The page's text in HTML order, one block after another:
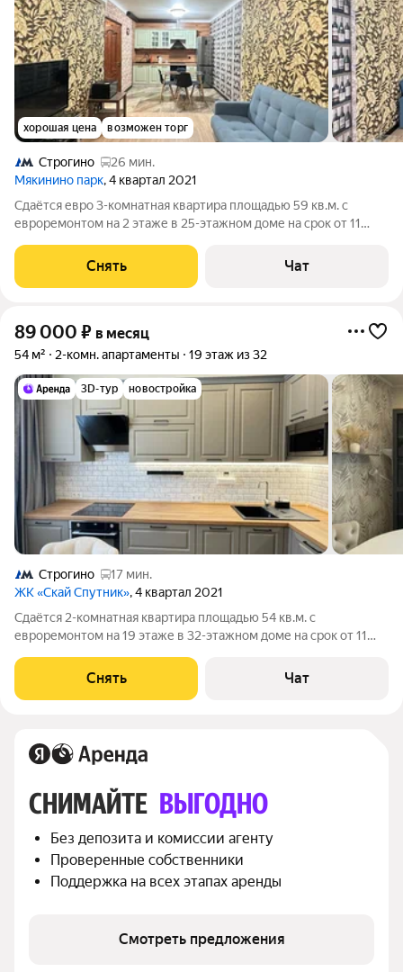
хорошая цена возможен торг
Строгино
26 мин.
Мякинино парк, 4 квартал 2021
Сдаётся евро 3-комнатная квартира площадью 59 кв.м. с
евроремонтом на 2 этаже в 25-этажном доме на срок от 11
Стиральная машина Сушильная машина Холодильник
Кондиционер Микроволновка Пылесос
Снять Чат
89 000 ₽ в месяц
54 м² 2-комн. апартаменты 19 этаж из 32
3D-тур новостройка
Строгино
17 мин.
ЖК «Скай Спутник», 4 квартал 2021
Сдаётся 2-комнатная квартира площадью 54 кв.м. с
евроремонтом на 19 этаже в 32-этажном доме на срок от 11
Стиральная машина Холодильник Посудомоечная машина
Кондиционер Бойлер Микроволновка
Снять Чат
СНИМАЙТЕ ВЫГОДНО
Без депозита и комиссии агенту
Проверенные собственники
Поддержка на всех этапах аренды
Смотреть предложения